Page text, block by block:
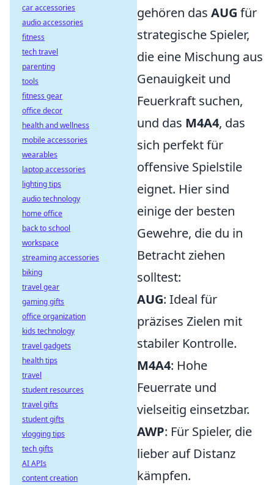
gehören das AUG für
strategische Spieler,
die eine Mischung aus
Genauigkeit und
Feuerkraft suchen,
und das M4A4, das
sich perfekt für
offensive Spielstile
eignet. Hier sind
einige der besten
Gewehre, die du in
Betracht ziehen
solltest:
AUG: Ideal für
präzises Zielen mit
stabiler Kontrolle.
M4A4: Hohe
Feuerrate und
vielseitig einsetzbar.
AWP: Für Spieler, die
lieber auf Distanz
kämpfen.
car accessories
audio accessories
fitness
tech travel
parenting
tools
fitness gear
office decor
health and wellness
mobile accessories
wearables
laptop accessories
lighting tips
audio technology
home office
back to school
workspace
streaming accessories
biking
travel gear
gaming gifts
office organization
kids technology
travel gadgets
health tips
travel
student resources
travel gifts
student gifts
vlogging tips
tech gifts
AI APIs
content creation